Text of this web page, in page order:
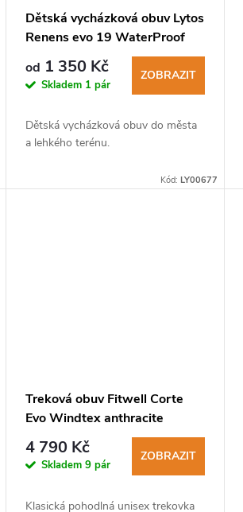
Dětská vycházková obuv Lytos
Renens evo 19 WaterProof
passion turchese
od 1 350 Kč
Skladem 1 pár
ZOBRAZIT
Dětská vycházková obuv do města
a lehkého terénu.
Kód: LY00677
Treková obuv Fitwell Corte
Evo Windtex anthracite
4 790 Kč
Skladem9 pár
ZOBRAZIT
Klasická pohodlná unisex trekovka